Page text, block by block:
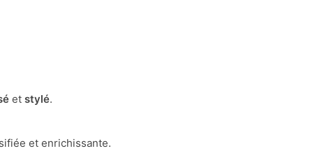
et stylé.
et enrichissante.